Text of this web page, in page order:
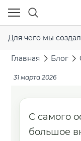
Для чего мы
Главная Блог
31 марта 2026
С самого
большое